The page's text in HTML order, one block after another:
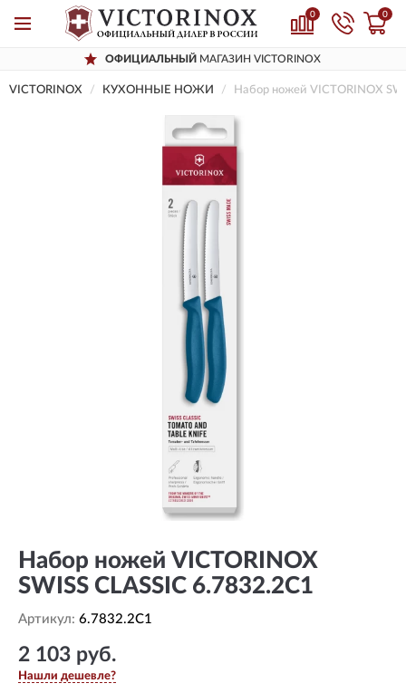
0 0
ОФИЦИАЛЬНЫЙ МАГАЗИН VICTORINOX
VICTORINOX КУХОННЫЕ НОЖИ Набор ножей VICTORINOX
Набор ножей VICTORINOX
SWISS CLASSIC 6.7832.2C1
Артикул: 6.7832.2C1
2 103 руб.
Нашли дешевле?